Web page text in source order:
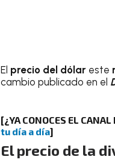
El precio del dólar este
cambio publicado en el
[¿YA CONOCES EL
tu día a día]
El precio de la